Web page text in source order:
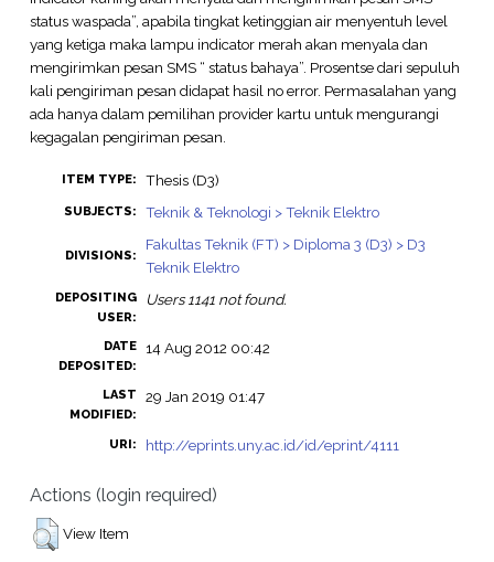
status waspada”, apabila tingkat ketinggian air menyentuh level
yang ketiga maka lampu indicator merah akan menyala dan
mengirimkan pesan SMS “ status bahaya”. Prosentse dari sepuluh
kali pengiriman pesan didapat hasil no error. Permasalahan yang
ada hanya dalam pemilihan provider kartu untuk mengurangi
kegagalan pengiriman pesan.
ITEM TYPE: Thesis (D3)
SUBJECTS: Teknik & Teknologi > Teknik Elektro
DIVISIONS:
Fakultas Teknik (FT) > Diploma 3 (D3) > D3
Teknik Elektro
DEPOSITING
USER:
Users 1141 not found.
DATE
DEPOSITED:
14 Aug 2012 00:42
LAST
MODIFIED:
29 Jan 2019 01:47
URI: http://eprints.uny.ac.id/id/eprint/4111
Actions (login required)
View Item